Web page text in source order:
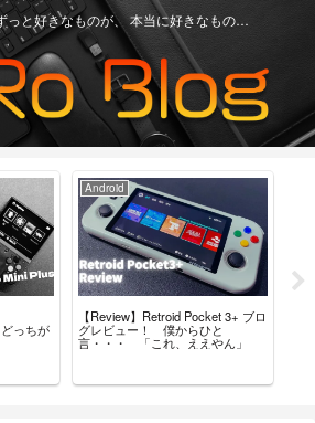
っと好きなものが、 本当に好きなもの…
っちが
Android
【Review】Retroid Pocket 3+ ブロ
グレビュー！ 僕からひと
言・・・ 「これ、ええやん」